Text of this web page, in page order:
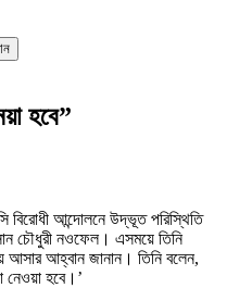
হবে”
বিরোধী আন্দোলনে উদ্ভূত পরিস্থিতি
চৌধুরী নওফেল। এসময়ে তিনি
আসার আহ্বান জানান। তিনি বলেন,
নেওয়া হবে।’